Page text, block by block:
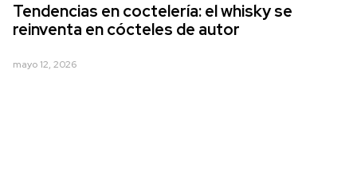
Tendencias en coctelería: el whisky se
reinventa en cócteles de autor
mayo 12, 2026